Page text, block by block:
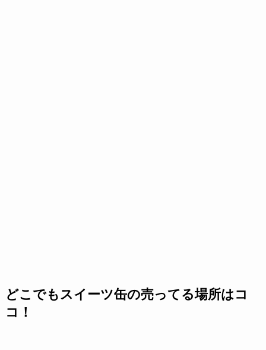
どこでもスイーツ缶の売ってる場所はコ
コ！